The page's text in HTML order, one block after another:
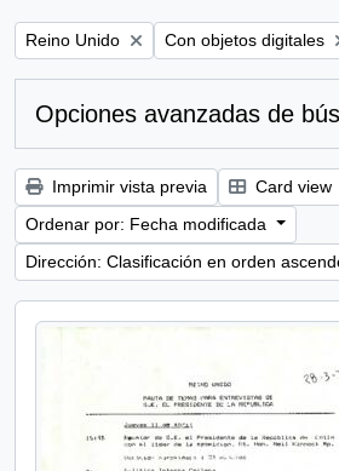
Remove filter:
Reino Unido Remove filter:
Con objetos digitales
Opciones avanzadas de
Imprimir vista previa Card view
Ordenar por: Fecha modificada
Dirección: Clasificación en orden